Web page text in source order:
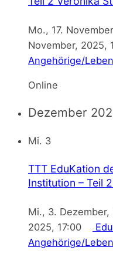
Mo., 17.
November, 2025,
Angehörige/
Online
Dezember
Mi. 3
TTT EduKation
Institution – Teil 2
Mi., 3.
2025, 17:00
Angehörige/